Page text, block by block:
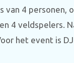
4
4 veldspelers.
het event is